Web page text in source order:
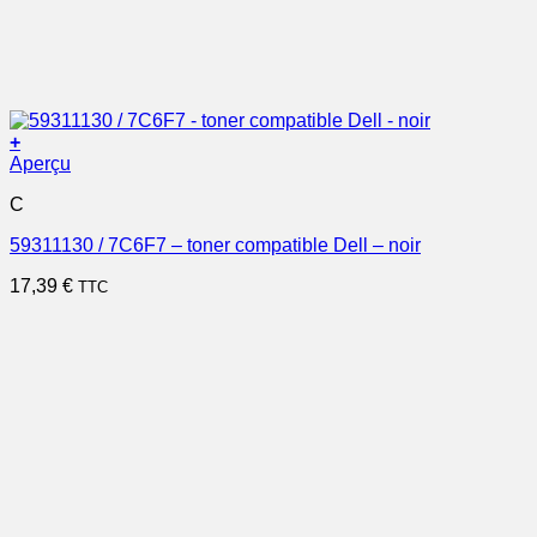
+
Aperçu
C
59311130 / 7C6F7 – toner compatible Dell – noir
17,39 € TTC